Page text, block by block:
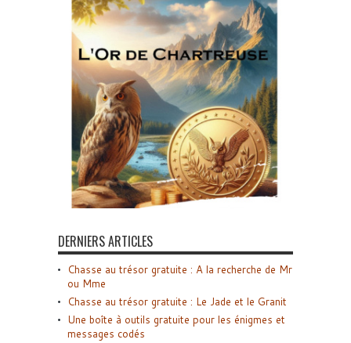
DERNIERS ARTICLES
Chasse au trésor gratuite : A la recherche de Mr
ou Mme
Chasse au trésor gratuite : Le Jade et le Granit
Une boîte à outils gratuite pour les énigmes et
messages codés